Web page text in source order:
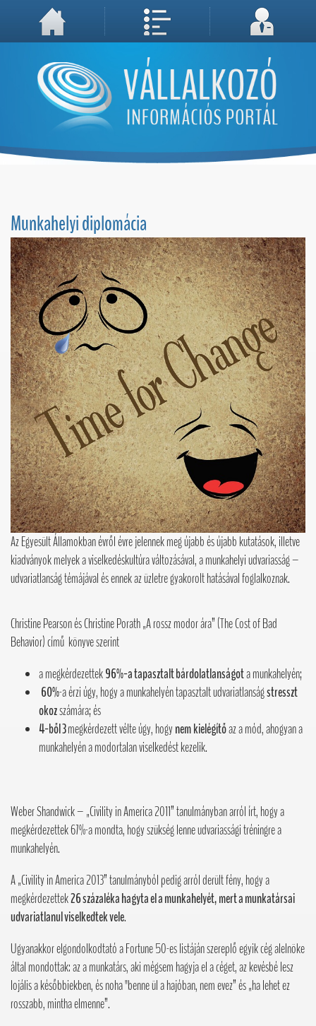
A weboldal használatával Ön elfogadja, hogy Cookie-kat (sütiket) tároljunk számítógépén. A sütik a weboldal megfelelő működéséhez
Megértettem, folytatás...
Munkahelyi diplomácia
Az Egyesült Államokban évről évre jelennek meg újabb és újabb kutatások, illetve
kiadványok melyek a viselkedéskultúra változásával, a munkahelyi udvariasság –
udvariatlanság témájával és ennek az üzletre gyakorolt hatásával foglalkoznak.
Christine Pearson és Christine Porath „A rossz modor ára” (The Cost of Bad
Behavior) című könyve szerint
a megkérdezettek96%-a tapasztalt bárdolatlanságota munkahelyén;
60%-a érzi úgy, hogy a munkahelyén tapasztalt udvariatlanságstresszt
okozszámára; és
4-ből 3megkérdezett vélte úgy, hogynemkielégítőaz a mód, ahogyan a
munkahelyén a modortalan viselkedést kezelik.
Weber Shandwick – „Civility in America 2011” tanulmányban arról írt, hogy a
megkérdezettek 67%-a mondta, hogy szükség lenne udvariassági tréningre a
munkahelyén.
A „Civility in America 2013” tanulmányból pedig arról derült fény, hogy a
megkérdezettek26 százaléka hagyta el a munkahelyét, mert a munkatársai
udvariatlanul viselkedtek vele.
Ugyanakkor elgondolkodtató a Fortune 50-es listáján szereplő egyik cég alelnöke
által mondottak: az a munkatárs, aki mégsem hagyja el a céget, az kevésbé lesz
lojális a későbbiekben, és noha "benne ül a hajóban, nem evez” és „ha lehet ez
rosszabb, mintha elmenne”.